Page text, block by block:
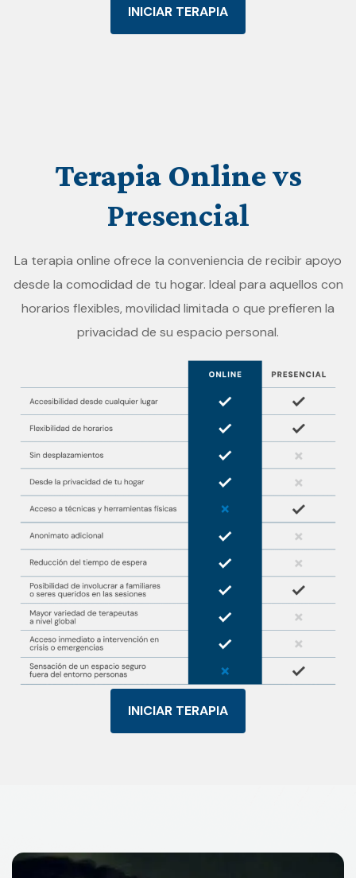
INICIAR TERAPIA
Terapia Online vs
Presencial
La terapia online ofrece la conveniencia de recibir apoyo
desde la comodidad de tu hogar. Ideal para aquellos con
horarios flexibles, movilidad limitada o que prefieren la
privacidad de su espacio personal.
INICIAR TERAPIA